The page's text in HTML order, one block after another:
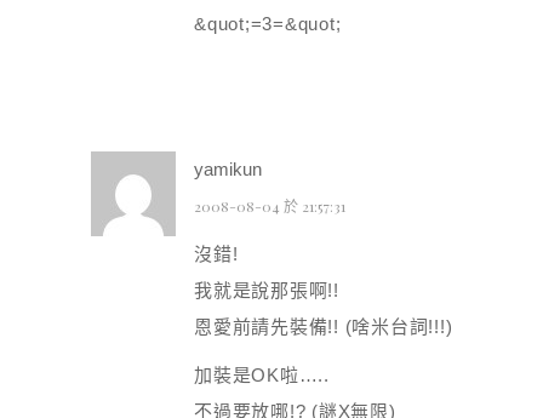
&quot;=3=&quot;
yamikun
2008-08-04 於 21:57:31
沒錯!
我就是說那張啊!!
恩愛前請先裝備!! (啥米台詞!!!)
加裝是OK啦…..
不過要放哪!? (謎X無限)